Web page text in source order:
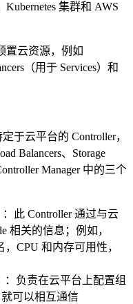
集群和 AWS
置云资源，例如
（用于 Services）和
于云平台的 Controller，
Balancers、Storage
Manager 中的三个
此 Controller 通过与云
相关的信息；例如，
CPU 和内存可用性，
：负责在云平台上配置组
可以相互通信